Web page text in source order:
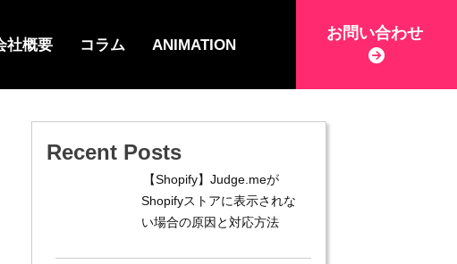
社概要 コラム ANIMATION
お問い合わせ
Recent Posts
【Shopify】Judge.meが
Shopifyストアに表示されな
い場合の原因と対応方法